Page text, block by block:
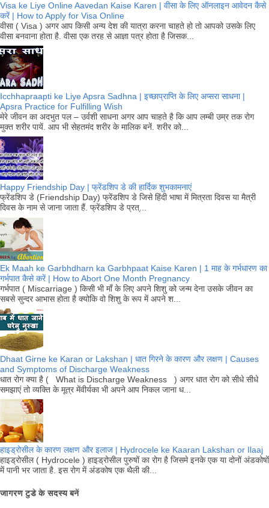
Visa ke Liye Online Aavedan Kaise Karen | वीसा के लिए ऑनलाइन आवेदन कैसे
करें | How to Apply for Visa Online
वीसा ( Visa ) अगर आप किसी अन्य देश की यात्रा करना चाहते हो तो आपको उसके लिए
वीसा बनवाना होता है. वीसा एक तरह से आज्ञा पत्र होता है जिसक...
Icchhapraapti ke Liye Apsra Sadhna | इच्छाप्राप्ति के लिए अप्सरा साधना |
Apsra Practice for Fulfilling Wish
मेरे जीवन का अदभुत पल – उर्वशी साधना अगर आप चाहते है कि आप लम्बी उम्र तक रोग
मुक्त शरीर पायें. आप भी सेहतमंद शरीर के मालिक बनें. शरीर को...
Happy Friendship Day | फ्रेंडशिप डे की हार्दिक शुभकामनाएं
फ्रेंडशिप डे (Friendship Day) फ्रेंडशिप डे जिसे हिंदी भाषा में मित्रता दिवस या मैत्री
दिवस के नाम से जाना जाता हैं. फ्रेंडशिप डे प्रत्...
Ek Maah ke Garbhdharn ka Garbhpaat Kaise Karen | 1 माह के गर्भधारण का
गर्भपात कैसे करें | How to Abort One Month Pregnancy
गर्भपात ( Miscarriage ) किसी भी माँ के लिए अपने शिशु को जन्म देना उसके जीवन का
सबसे सुन्दर आभास होता है क्योकि वो शिशु के रूप में अपने श...
Dhaat Girne ke Karan or Lakshan | धात गिरने के कारण और लक्षण | Causes
and Symptoms of Discharge Weakness
धात रोग क्या है ( What is Discharge Weakness ) अगर धात रोग को सीधे सीधे
समझाएं तो व्यक्ति के मूत्र मेंवीर्यका भी अपने आप निकल जाना ध...
हाइड्रोसील के कारण लक्षण और इलाज | Hydrocele ke Kaaran Lakshan or Ilaaj
हाइड्रोसील ( Hydrocele ) हाइड्रोसील पुरुषों का रोग है जिसमे इनके एक या दोनों अंडकोषों
में पानी भर जाता है. इस रोग में अंडकोष एक थैली की...
जागरण टुडे के सदस्य बनें